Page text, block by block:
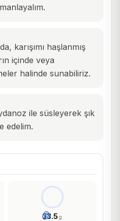
karışımı haşlanmış
içinde veya
halinde sunabiliriz.
ile süsleyerek şık
edelim.
33.5 g